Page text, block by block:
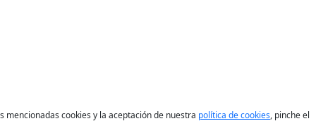
cookies y la aceptación de nuestra política de cookies, pinche el